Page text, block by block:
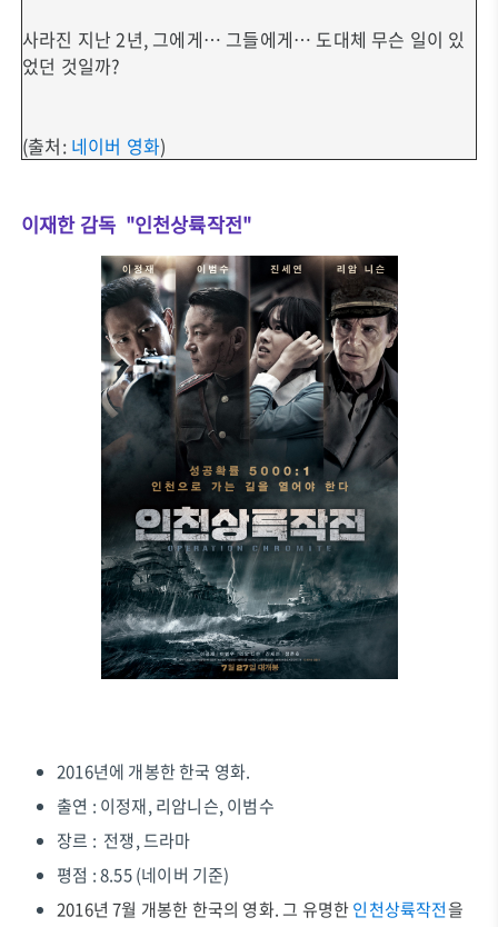
사라진 지난 2년, 그에게… 그들에게… 도대체 무슨 일이 있
었던 것일까?
(출처: 네이버 영화)
이재한 감독 "인천상륙작전"
2016년에 개봉한 한국 영화.
출연 : 이정재, 리암니슨, 이범수
장르 : 전쟁, 드라마
평점 : 8.55 (네이버 기준)
2016년 7월 개봉한 한국의 영화. 그 유명한인천상륙작전을